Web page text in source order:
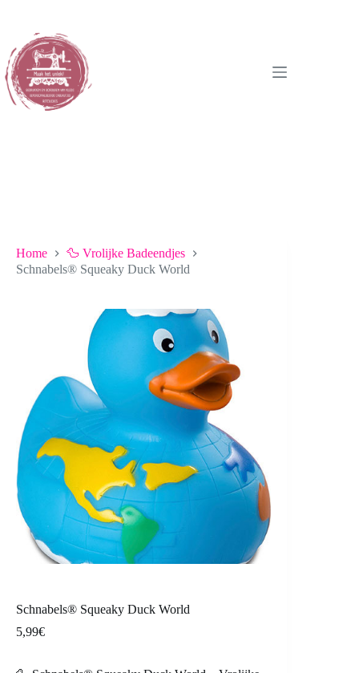
inhoud
Home
🦆 Vrolijke Badeendjes
Schnabels® Squeaky Duck World
Schnabels® Squeaky Duck World
5,99€